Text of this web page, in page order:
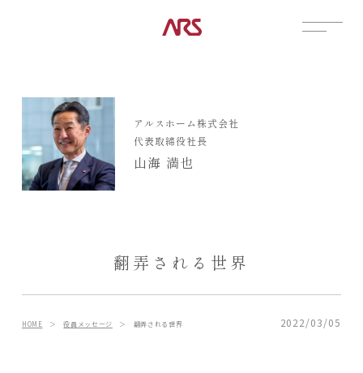
展示場
見学会
資料請求
POSTS
お知らせ
アルスホーム株式会社
代表取締役社長
山海 満也
翻弄される世界
HOME ＞役員メッセージ ＞ 翻弄される世界 2022/03/05